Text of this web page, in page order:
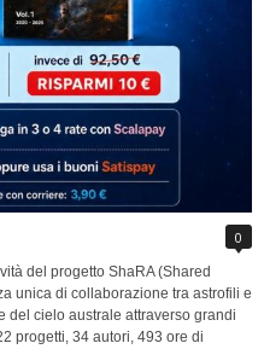
0
del progetto ShaRA (Shared
unica di collaborazione tra astrofili e
del cielo australe attraverso grandi
progetti, 34 autori, 493 ore di